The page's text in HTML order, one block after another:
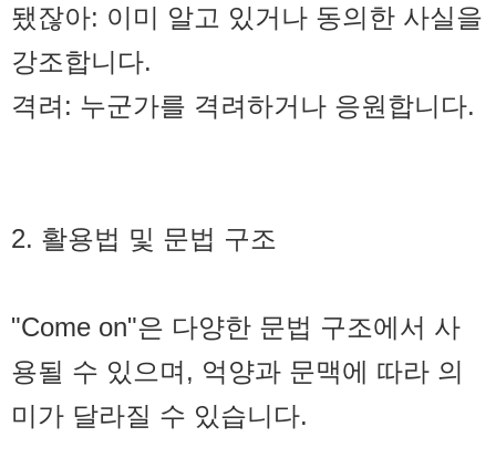
됐잖아: 이미 알고 있거나 동의한 사실을
강조합니다.
격려: 누군가를 격려하거나 응원합니다.
2. 활용법 및 문법 구조
"Come on"은 다양한 문법 구조에서 사
용될 수 있으며, 억양과 문맥에 따라 의
미가 달라질 수 있습니다.